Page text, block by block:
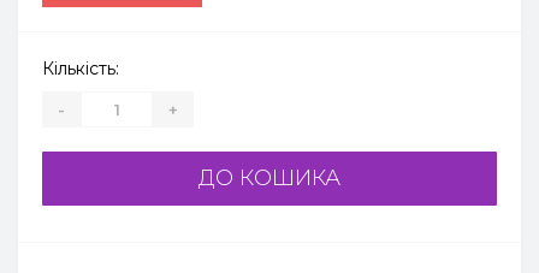
Кількість:
- +
ДО КОШИКА